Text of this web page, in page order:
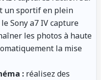
un sportif en plein
Sony a7 IV capture
les photos à haute
la mise
: réalisez des